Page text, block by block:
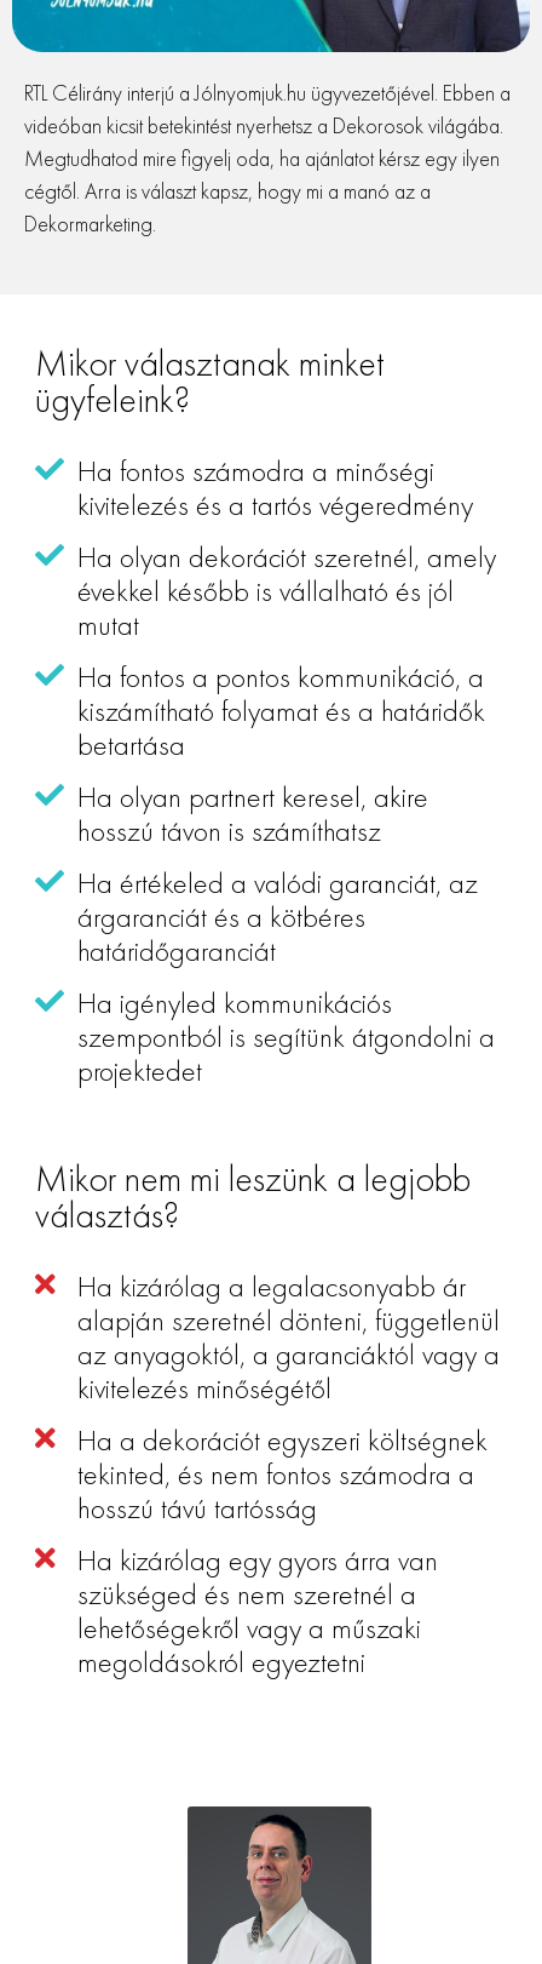
RTL Célirány interjú a Jólnyomjuk.hu ügyvezetőjével. Ebben a
videóban kicsit betekintést nyerhetsz a Dekorosok világába.
Megtudhatod mire figyelj oda, ha ajánlatot kérsz egy ilyen
cégtől. Arra is választ kapsz, hogy mi a manó az a
Dekormarketing.
Mikor választanak minket
ügyfeleink?
Ha fontos számodra a minőségi
kivitelezés és a tartós végeredmény
Ha olyan dekorációt szeretnél, amely
évekkel később is vállalható és jól
mutat
Ha fontos a pontos kommunikáció, a
kiszámítható folyamat és a határidők
betartása
Ha olyan partnert keresel, akire
hosszú távon is számíthatsz
Ha értékeled a valódi garanciát, az
árgaranciát és a kötbéres
határidőgaranciát
Ha igényled kommunikációs
szempontból is segítünk átgondolni a
projektedet
Mikor nem mi leszünk a legjobb
választás?
Ha kizárólag a legalacsonyabb ár
alapján szeretnél dönteni, függetlenül
az anyagoktól, a garanciáktól vagy a
kivitelezés minőségétől
Ha a dekorációt egyszeri költségnek
tekinted, és nem fontos számodra a
hosszú távú tartósság
Ha kizárólag egy gyors árra van
szükséged és nem szeretnél a
lehetőségekről vagy a műszaki
megoldásokról egyeztetni